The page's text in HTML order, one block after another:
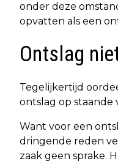
onder deze
opvatten als een
Ontslag
Tegelijkertijd
ontslag op staande
Want voor een
dringende reden
zaak geen sprake.